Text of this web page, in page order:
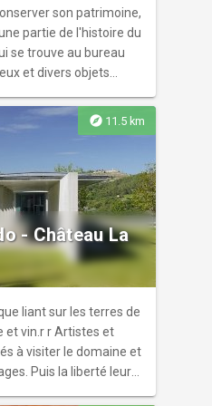
son patrimoine,
partie de l'histoire du
se trouve au bureau
et divers objets
château de la reine
de l'Hermitage
permanente : 25
: 10
explore 11.5 km
- Château La
liant sur les terres de
et vin.r r Artistes et
à visiter le domaine et
Puis la liberté leur